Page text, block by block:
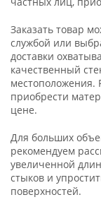
Заказать товар
службой или
доставки
качественный
местоположения.
приобрести
цене.
Для больших
рекомендуем
увеличенной
стыков и
поверхностей.